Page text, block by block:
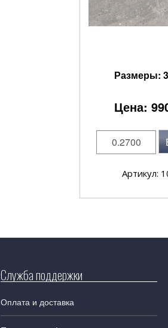
Размеры:
Цена:
Артикул:
Служба поддержки
Оплата и доставка